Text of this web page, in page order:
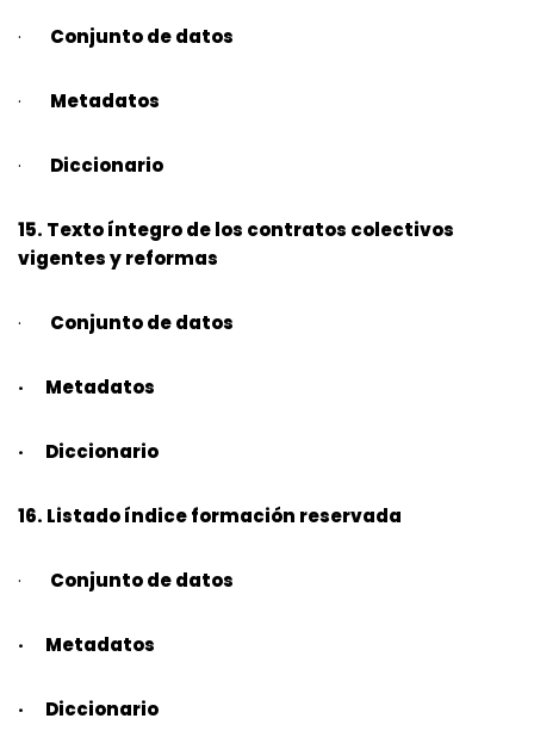
· Conjunto de datos
· Metadatos
· Diccionario
15. Texto íntegro de los contratos colectivos
vigentes y reformas
· Conjunto de datos
· Metadatos
· Diccionario
16. Listado índice formación reservada
· Conjunto de datos
· Metadatos
· Diccionario